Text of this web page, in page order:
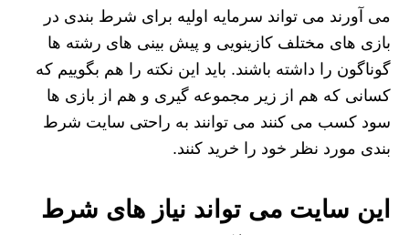
می آورند می تواند سرمایه اولیه برای شرط بندی در
بازی‌ های مختلف کازینویی و پیش بینی های رشته ها
گوناگون را داشته باشند. باید این نکته را هم بگوییم که
کسانی که هم از زیر مجموعه گیری و هم از بازی ها
سود کسب می کنند می توانند به راحتی سایت‌ شرط‌
بندی مورد نظر خود را خرید کنند.
این سایت می تواند نیاز های شرط